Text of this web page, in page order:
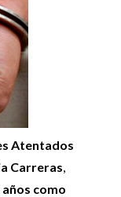
Atentados
Carreras,
como